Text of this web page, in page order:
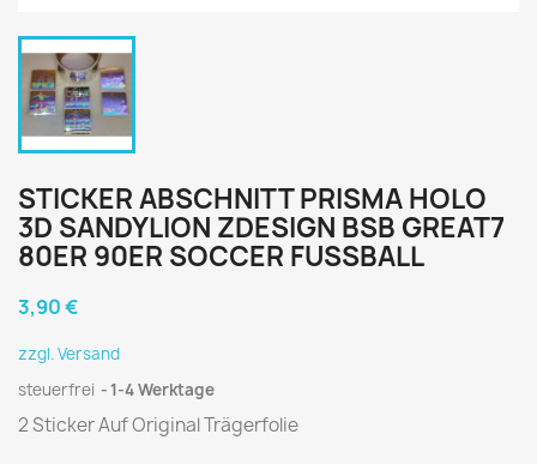
STICKER ABSCHNITT PRISMA HOLO
3D SANDYLION ZDESIGN BSB GREAT7
80ER 90ER SOCCER FUSSBALL
3,90 €
zzgl. Versand
steuerfrei
1-4 Werktage
2 Sticker Auf Original Trägerfolie